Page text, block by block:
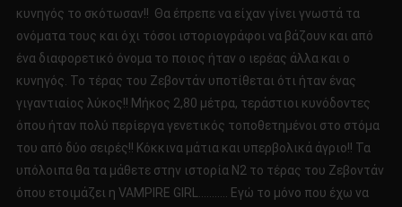
κυνηγός το σκότωσαν!! Θα έπρεπε να είχαν γίνει γνωστά τα
ονόματα τους και όχι τόσοι ιστοριογράφοι να βάζουν και από
ένα διαφορετικό όνομα το ποιος ήταν ο ιερέας άλλα και ο
κυνηγός. Το τέρας του Ζεβοντάν υποτίθεται ότι ήταν ένας
γιγαντιαίος λύκος!! Μήκος 2,80 μέτρα, τεράστιοι κυνόδοντες
όπου ήταν πολύ περίεργα γενετικός τοποθετημένοι στο στόμα
του από δύο σειρές!! Κόκκινα μάτια και υπερβολικά άγριο!! Τα
υπόλοιπα θα τα μάθετε στην ιστορία Ν2 το τέρας του Ζεβοντάν
όπου ετοιμάζει η VAMPIRE GIRL……….. Εγώ το μόνο που έχω να